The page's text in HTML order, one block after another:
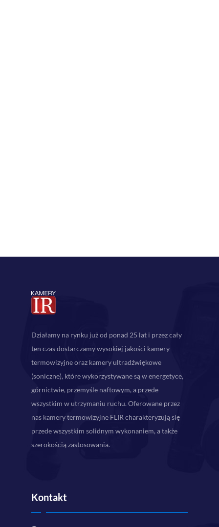
Działamy na rynku już od ponad 25 lat i przez cały
ten czas dostarczamy wysokiej jakości kamery
termowizyjne oraz kamery ultradźwiękowe
(soniczne), które wykorzystywane są w energetyce,
górnictwie, przemyśle naftowym, a przede
wszystkim w utrzymaniu ruchu. Oferowane przez
nas kamery termowizyjne FLIR charakteryzują się
przede wszystkim solidnym wykonaniem, a także
szerokością zastosowania.
Kontakt